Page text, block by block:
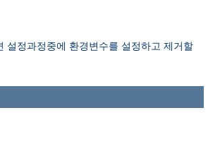
설정과정중에 환경변수를 설정하고 제거할